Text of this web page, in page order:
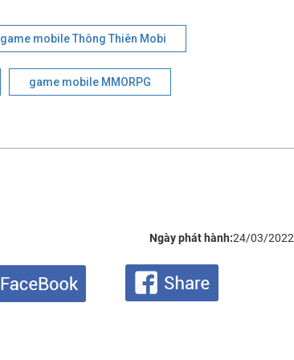
game mobile Thông Thiên Mobi
game mobile MMORPG
Ngày phát hành:24/03/2022